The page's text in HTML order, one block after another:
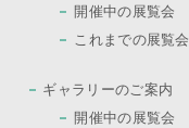
開催中の展覧会
これまでの展覧会
ギャラリーのご案内
開催中の展覧会